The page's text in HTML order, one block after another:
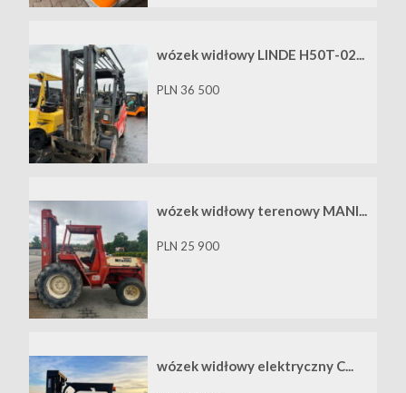
wózek widłowy LINDE H50T-02...
PLN 36 500
wózek widłowy terenowy MANI...
PLN 25 900
wózek widłowy elektryczny C...